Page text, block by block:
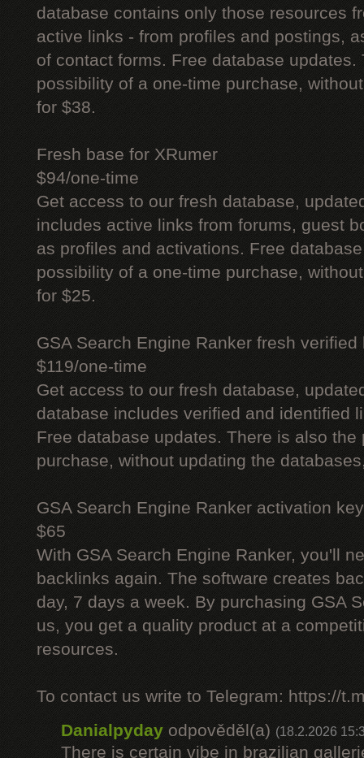
database contains only those resources
active links - from profiles and postings,
of contact forms. Free database updates.
possibility of a one-time purchase,
for $38.
Fresh base for XRumer
$94/one-time
Get access to our fresh database,
includes active links from forums, guest
as profiles and activations. Free
possibility of a one-time purchase,
for $25.
GSA Search Engine Ranker fresh verified
$119/one-time
Get access to our fresh database,
database includes verified and identified
Free database updates. There is also
purchase, without updating the
GSA Search Engine Ranker activation key
$65
With GSA Search Engine Ranker, you'll
backlinks again. The software creates
day, 7 days a week. By purchasing GSA
us, you get a quality product at a
resources.
To contact us write to Telegram: https://
Danialpyday odpověděl(a) (18.2.2026
There is certain vibe in brazilian